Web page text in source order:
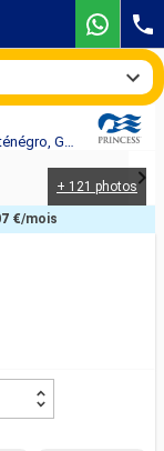
Croisière Enchanted Princess : Italie, Croatie, Monténégro, Grèce, Chypre, Turquie au départ de Trieste
+ 121 photos
€/mois